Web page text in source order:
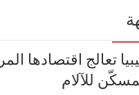
تعالج اقتصادها
للآلام